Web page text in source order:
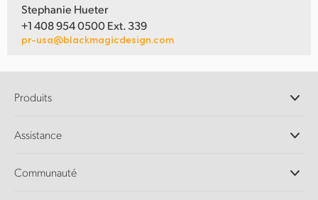
Stephanie Hueter
+1 408 954 0500 Ext. 339
pr-usa@blackmagicdesign.com
Produits
Logiciels DaVinci Resolve et Fusion
Ultimatte
Assistance
Centre d'assistance technique
Communauté